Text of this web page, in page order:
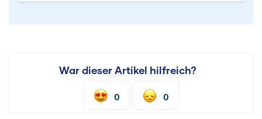
War dieser Artikel hilfreich?
0 0